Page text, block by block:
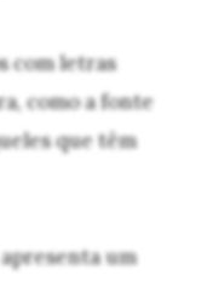
com letras
como a fonte
que têm
um